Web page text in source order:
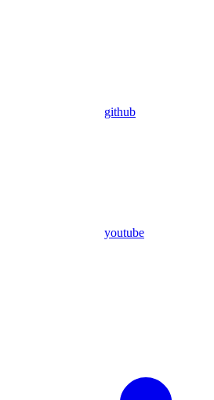
github
youtube